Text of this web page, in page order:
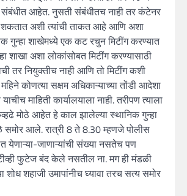
संबंधीत आहेत. नुसती संबंधीतच नाही तर कंटेनर
अशी त्यांची ताकत आहे आणि अशा
गुन्हा शाखेमध्ये एक कट रचुन मिटींग करण्यात
शाखा अशा लोकांसोबत मिटींग करण्यासाठी
तर नियुक्तीच नाही आणि तो मिटींग कशी
कोणत्या सक्षम अधिकाऱ्याच्या तोंडी आदेशा
माहिती कार्यालयाला नाही. तरीपण त्याला
मोठे आहेत हे काल झालेल्या स्थानिक गुन्हा
समोर आले. रात्री 8 ते 8.30 म्हणजे पोलीस
येणाऱ्या-जाणाऱ्यांची संख्या नसतेच पण
फुटेज बंद केले नसतील ना. मग ही मंडळी
शोध शहाजी उमापांनीच घ्यावा तरच सत्य समोर